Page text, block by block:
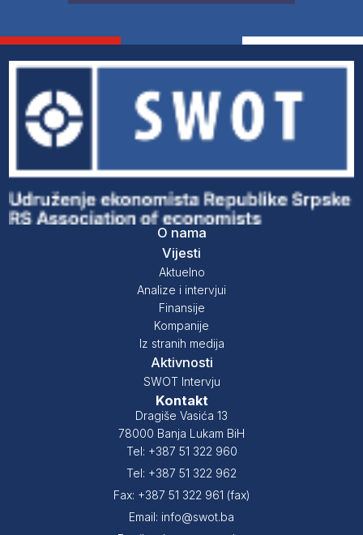
O nama
Vijesti
Aktuelno
Analize i intervjui
Finansije
Kompanije
Iz stranih medija
Aktivnosti
SWOT Intervju
Kontakt
Dragiše Vasića 13
78000 Banja Lukam BiH
Tel: +387 51 322 960
Tel: +387 51 322 962
Fax: +387 51 322 961 (fax)
Email: info@swot.ba